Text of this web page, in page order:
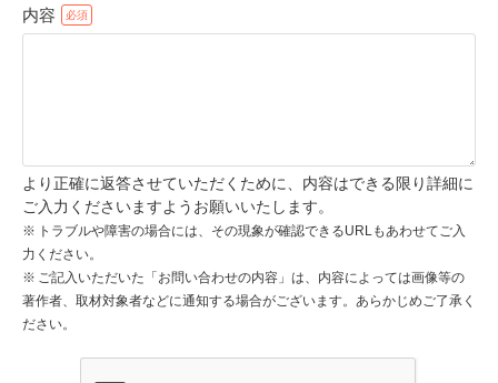
内容
より正確に返答させていただくために、内容はできる限り詳細に
ご入力くださいますようお願いいたします。
トラブルや障害の場合には、その現象が確認できるURLもあわせてご入
力ください。
ご記入いただいた「お問い合わせの内容」は、内容によっては画像等の
著作者、取材対象者などに通知する場合がございます。あらかじめご了承く
ださい。